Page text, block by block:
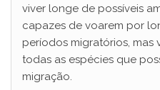
viver longe de possíveis
capazes de voarem por
períodos migratórios, mas
todas as espécies que
migração.